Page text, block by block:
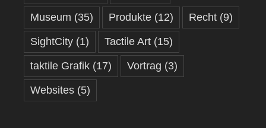
Museum (35) Produkte (12) Recht (9)
SightCity (1) Tactile Art (15)
taktile Grafik (17) Vortrag (3)
Websites (5)